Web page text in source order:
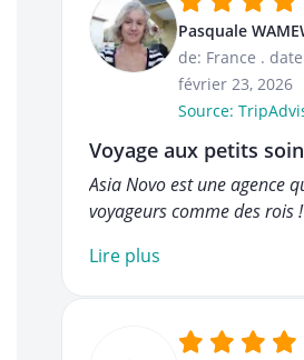
Pasquale
de: France .
février 23, 2026
Source:
Voyage aux petits
Asia Novo est une agence
voyageurs comme des rois !
Lire plus